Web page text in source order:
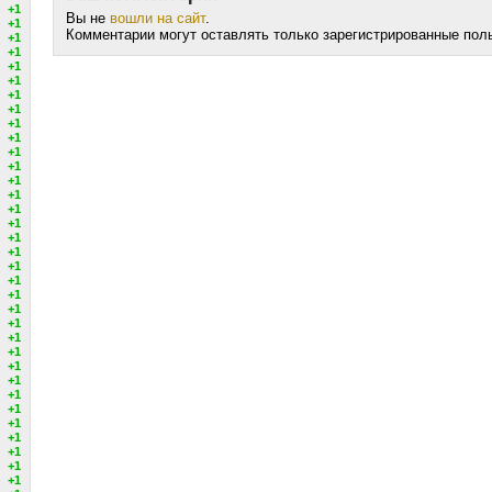
+1
+1
+1
+1
+1
+1
+1
+1
+1
+1
+1
+1
+1
+1
+1
+1
+1
+1
+1
+1
+1
+1
+1
+1
+1
+1
+1
+1
+1
+1
+1
+1
+1
+1
Вы не вошли на сайт.
Комментарии могут оставлять только зарегистрированные